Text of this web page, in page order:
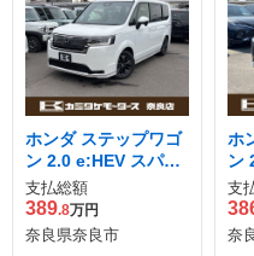
ホンダ ステップワゴ
ン 2.0 e:HEV スパー
ダ
支払総額
389.8万円
奈良県奈良市
ホ
ン
ダ
支
奈